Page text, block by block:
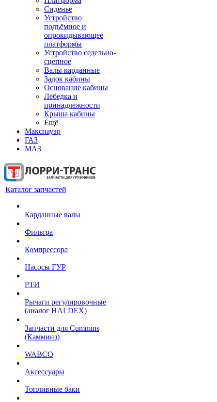
Сиденье
Устройство
подъёмное и
опрокидывающее
платформы
Устройство седельно-
сцепное
Валы карданные
Задок кабины
Основание кабины
Лебедка и
принадлежности
Крыша кабины
Ещё
Макспауэр
ГАЗ
МАЗ
Каталог запчастей
Карданные валы
Фильтра
Компрессора
Насосы ГУР
РТИ
Рычаги регулировочные
(аналог HALDEX)
Запчасти для Cummins
(Камминз)
WABCO
Аксессуары
Топливные баки